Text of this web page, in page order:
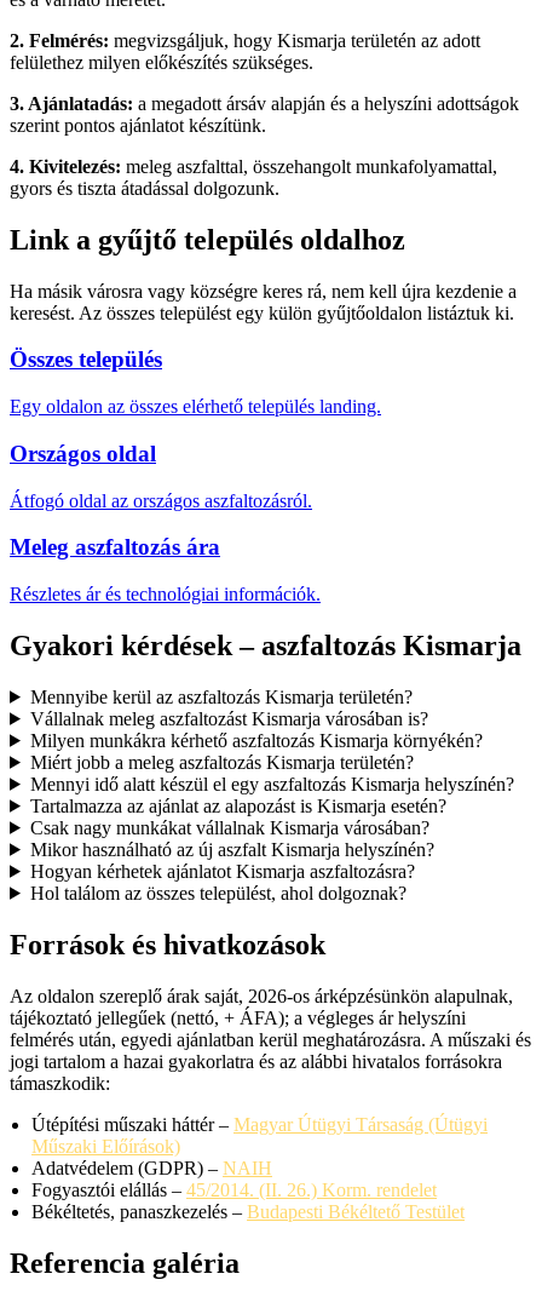
2. Felmérés: megvizsgáljuk, hogy Kismarja területén az adott
felülethez milyen előkészítés szükséges.
3. Ajánlatadás: a megadott ársáv alapján és a helyszíni adottságok
szerint pontos ajánlatot készítünk.
4. Kivitelezés: meleg aszfalttal, összehangolt munkafolyamattal,
gyors és tiszta átadással dolgozunk.
Link a gyűjtő település oldalhoz
Ha másik városra vagy községre keres rá, nem kell újra kezdenie a
keresést. Az összes települést egy külön gyűjtőoldalon listáztuk ki.
Összes település
Egy oldalon az összes elérhető település landing.
Országos oldal
Átfogó oldal az országos aszfaltozásról.
Meleg aszfaltozás ára
Részletes ár és technológiai információk.
Gyakori kérdések – aszfaltozás Kismarja
Mennyibe kerül az aszfaltozás Kismarja területén?
Vállalnak meleg aszfaltozást Kismarja városában is?
Milyen munkákra kérhető aszfaltozás Kismarja környékén?
Miért jobb a meleg aszfaltozás Kismarja területén?
Mennyi idő alatt készül el egy aszfaltozás Kismarja helyszínén?
Tartalmazza az ajánlat az alapozást is Kismarja esetén?
Csak nagy munkákat vállalnak Kismarja városában?
Mikor használható az új aszfalt Kismarja helyszínén?
Hogyan kérhetek ajánlatot Kismarja aszfaltozásra?
Hol találom az összes települést, ahol dolgoznak?
Források és hivatkozások
Az oldalon szereplő árak saját, 2026-os árképzésünkön alapulnak,
tájékoztató jellegűek (nettó, + ÁFA); a végleges ár helyszíni
felmérés után, egyedi ajánlatban kerül meghatározásra. A műszaki és
jogi tartalom a hazai gyakorlatra és az alábbi hivatalos forrásokra
támaszkodik:
Útépítési műszaki háttér – Magyar Útügyi Társaság (Útügyi
Műszaki Előírások)
Adatvédelem (GDPR) – NAIH
Fogyasztói elállás – 45/2014. (II. 26.) Korm. rendelet
Békéltetés, panaszkezelés – Budapesti Békéltető Testület
Referencia galéria